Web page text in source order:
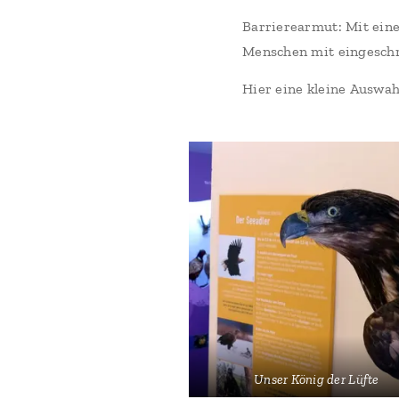
Barrierearmut: Mit
Menschen mit
Hier eine kleine
Unser König der Lüfte